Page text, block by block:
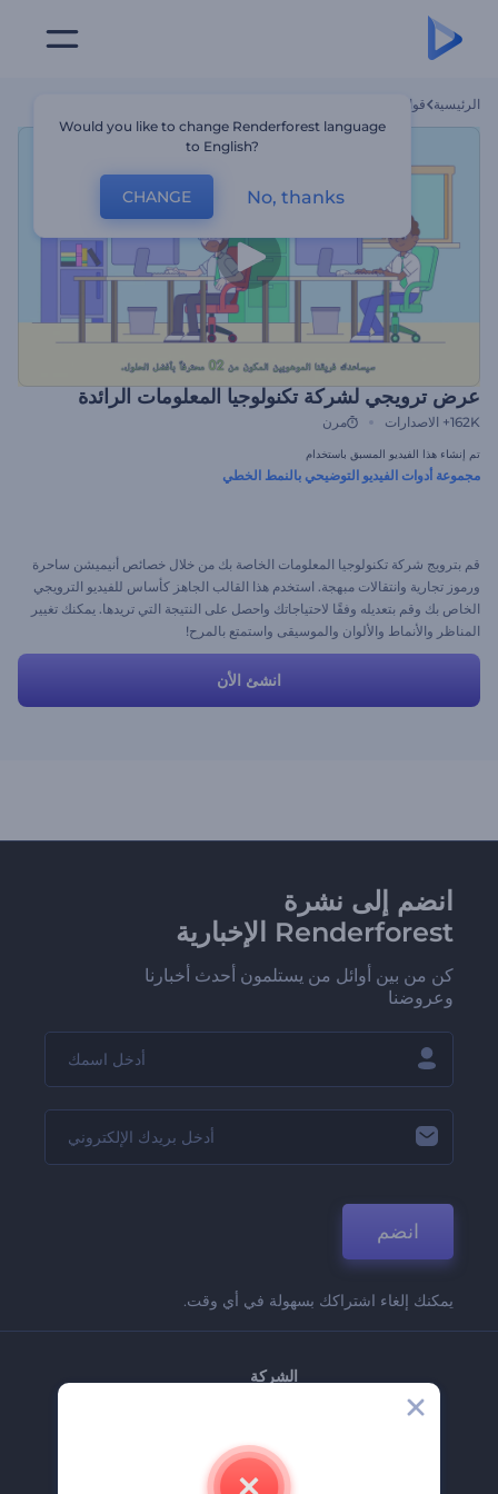
الرئيسية قوالب
عرض ترويجي لشركة تكنولوجيا المعلومات الرائدة
162K+ الاصدارات مرن
تم إنشاء هذا الفيديو المسبق باستخدام
مجموعة أدوات الفيديو التوضيحي بالنمط الخطي
قم بترويج شركة تكنولوجيا المعلومات الخاصة بك من خلال خصائص أنيميشن ساحرة
ورموز تجارية وانتقالات مبهجة. استخدم هذا القالب الجاهز كأساس للفيديو الترويجي
الخاص بك وقم بتعديله وفقًا لاحتياجاتك واحصل على النتيجة التي تريدها. يمكنك تغيير
المناظر والأنماط والألوان والموسيقى واستمتع بالمرح!
انشئ الأن
انضم إلى نشرة
Renderforest الإخبارية
كن من بين أوائل من يستلمون أحدث أخبارنا
وعروضنا
انضم
يمكنك إلغاء اشتراكك بسهولة في أي وقت.
الشركة
اتصل بنا
وظائف
Would you like to change Renderforest language
to English?
CHANGE No, thanks